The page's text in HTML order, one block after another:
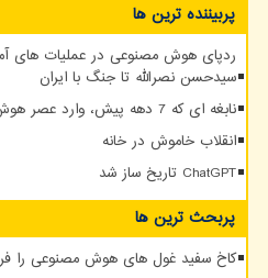
پربیننده ترین ها
ردپای هوش مصنوعی در عملیات های
سیدحسن نصرالله تا جنگ با ایران
نابغه ای که 7 دهه پیش، وارد عصر هوش مصنوعی شد
انقلاب خاموش در خانه
ChatGPT تاریخ ساز شد
پربحث ترین ها
کاخ سفید غول های هوش مصنوعی را